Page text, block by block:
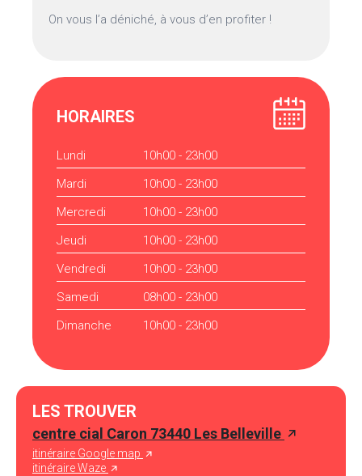
On vous l’a déniché, à vous d’en profiter !
HORAIRES
Lundi
10h00 - 23h00
Mardi
10h00 - 23h00
Mercredi
10h00 - 23h00
Jeudi
10h00 - 23h00
Vendredi
10h00 - 23h00
Samedi
08h00 - 23h00
Dimanche
10h00 - 23h00
LES TROUVER
centre cial Caron 73440 Les Belleville
itinéraire Google map
itinéraire Waze